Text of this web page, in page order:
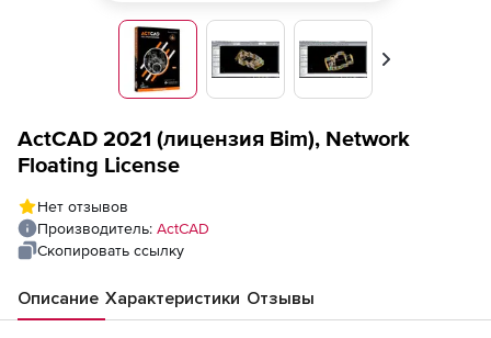
Вперед
ActCAD 2021 (лицензия Bim), Network
Floating License
Нет отзывов
Производитель: ActCAD
Скопировать ссылку
Описание Характеристики Отзывы